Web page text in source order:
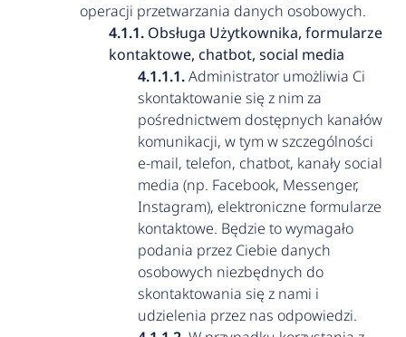
operacji przetwarzania danych osobowych.
Obsługa Użytkownika, formularze
kontaktowe, chatbot, social media
Administrator umożliwia Ci
skontaktowanie się z nim za
pośrednictwem dostępnych kanałów
komunikacji, w tym w szczególności
e-mail, telefon, chatbot, kanały social
media (np. Facebook, Messenger,
Instagram), elektroniczne formularze
kontaktowe. Będzie to wymagało
podania przez Ciebie danych
osobowych niezbędnych do
skontaktowania się z nami i
udzielenia przez nas odpowiedzi.